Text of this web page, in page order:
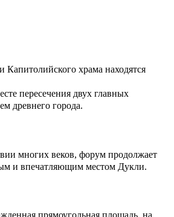
Капитолийского храма находятся
пересечения двух главных
древнего города.
многих веков, форум продолжает
и впечатляющим местом Дукли.